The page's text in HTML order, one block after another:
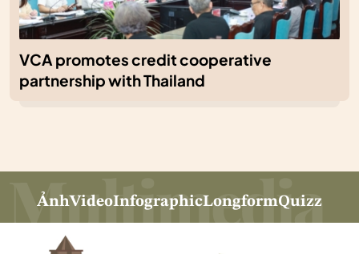
VCA promotes credit cooperative
partnership with Thailand
ẢnhVideoInfographicLongformQuizz